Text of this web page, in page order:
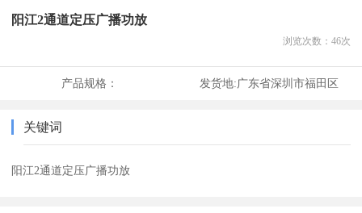
阳江2通道定压广播功放
浏览次数： 46次
产品规格： 发货地:广东省深圳市福田区
关键词
阳江2通道定压广播功放